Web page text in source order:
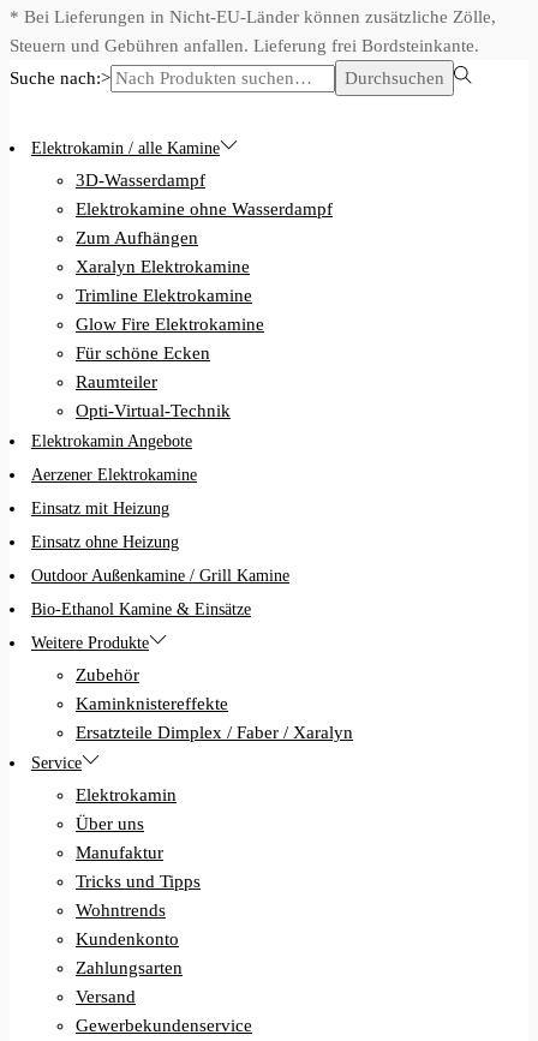
* Bei Lieferungen in Nicht-EU-Länder können zusätzliche Zölle,
Steuern und Gebühren anfallen. Lieferung frei Bordsteinkante.
Suche nach:>
Durchsuchen
Elektrokamin / alle Kamine
3D-Wasserdampf
Elektrokamine ohne Wasserdampf
Zum Aufhängen
Xaralyn Elektrokamine
Trimline Elektrokamine
Glow Fire Elektrokamine
Für schöne Ecken
Raumteiler
Opti-Virtual-Technik
Elektrokamin Angebote
Aerzener Elektrokamine
Einsatz mit Heizung
Einsatz ohne Heizung
Outdoor Außenkamine / Grill Kamine
Bio-Ethanol Kamine & Einsätze
Weitere Produkte
Zubehör
Kaminknistereffekte
Ersatzteile Dimplex / Faber / Xaralyn
Service
Elektrokamin
Über uns
Manufaktur
Tricks und Tipps
Wohntrends
Kundenkonto
Zahlungsarten
Versand
Gewerbekundenservice